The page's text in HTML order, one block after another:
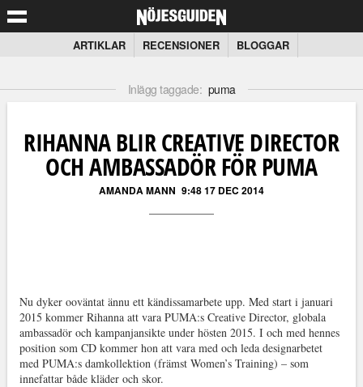
ARTIKLAR RECENSIONER BLOGGAR
Inlägg taggade: puma
RIHANNA BLIR CREATIVE DIRECTOR
OCH AMBASSADÖR FÖR PUMA
AMANDA MANN 9:48 17 DEC 2014
Nu dyker ooväntat ännu ett kändissamarbete upp. Med start i januari
2015 kommer Rihanna att vara PUMA:s Creative Director, globala
ambassadör och kampanjansikte under hösten 2015. I och med hennes
position som CD kommer hon att vara med och leda designarbetet
med PUMA:s damkollektion (främst Women’s Training) – som
innefattar både kläder och skor.